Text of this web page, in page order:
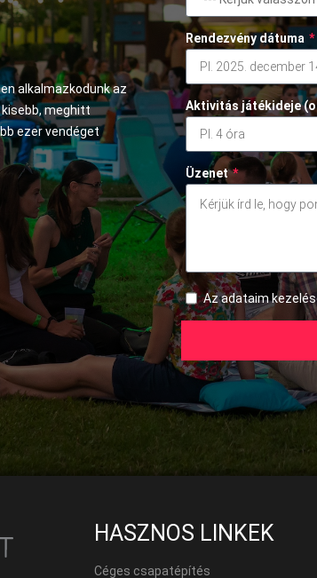
alkalmazkodunk az
kisebb, meghitt
ezer vendéget
Rendezvény dátuma *
Aktivitás játékideje
Üzenet *
Az adataim
HASZNOS LINKEK
Céges csapatépítés